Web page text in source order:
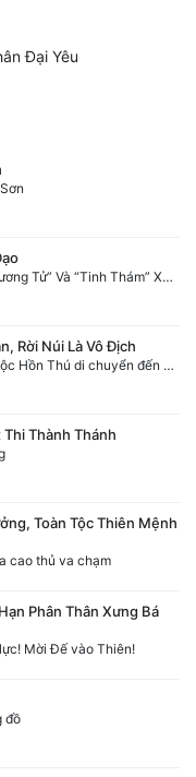
Đại Yêu
Chương 510: Dự Án “Tân Bạch Nương Tử” Và “Tinh Thám” Xà Yêu
Rời Núi Là Vô Địch
Chương 380 Phó Diệp dẫn toàn tộc Hồn Thú di chuyển đến Sâm La Tinh, chúng thần Thần Giới kinh ngạc!
Thành Thánh
Toàn Tộc Thiên Mệnh
cao thủ va chạm
Phân Thân Xưng Bá
Mời Đế vào Thiên!
đồ